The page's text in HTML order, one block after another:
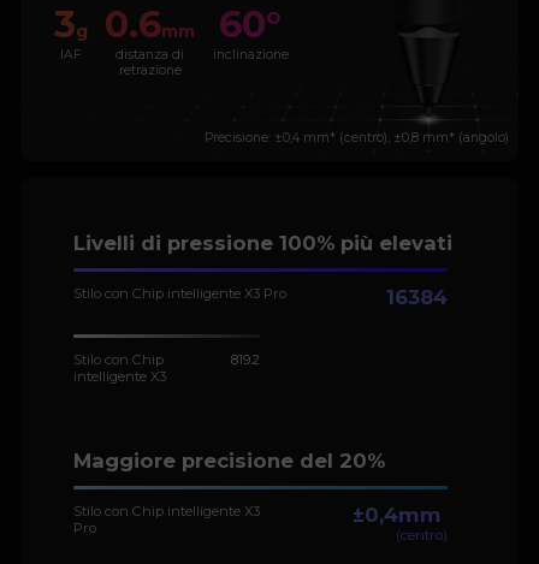
3g
IAF
0.6mm
distanza di
retrazione
60°
inclinazione
Precisione: ±0,4 mm* (centro), ±0,8 mm* (angolo)
Livelli di pressione 100% più elevati
Stilo con Chip intelligente X3 Pro 16384
Stilo con Chip
intelligente X3
8192
Maggiore precisione del 20%
Stilo con Chip intelligente X3
Pro
±0,4mm
(centro)